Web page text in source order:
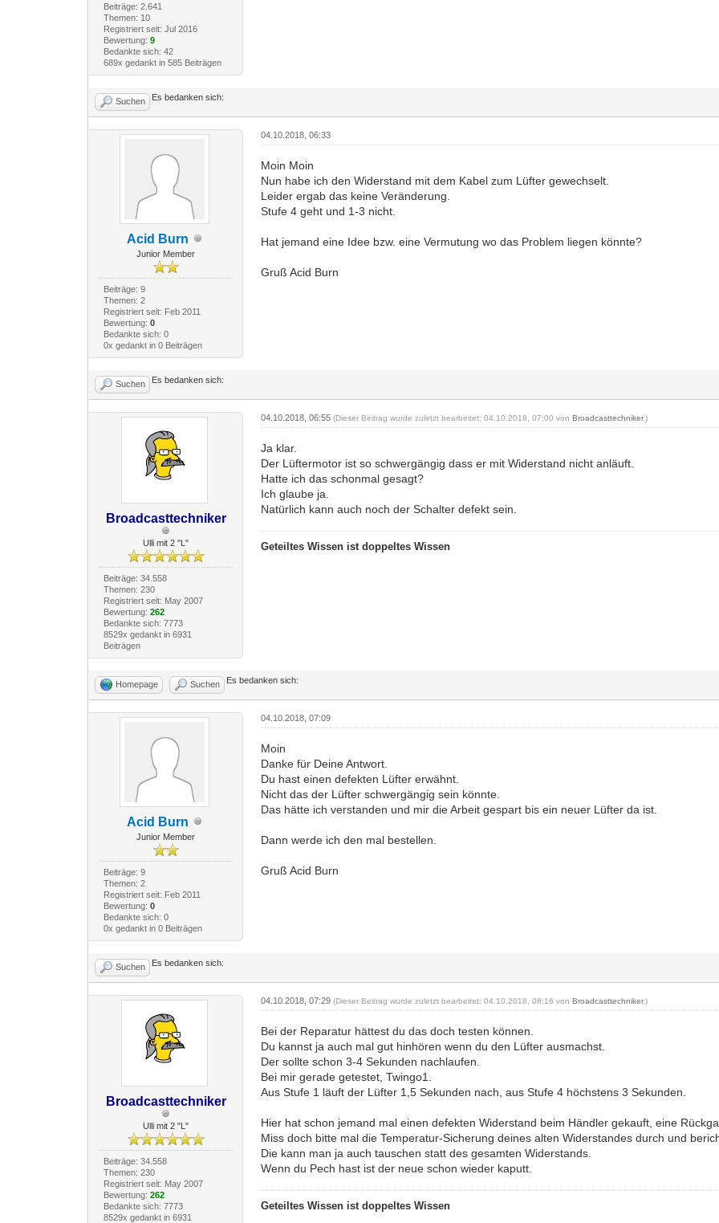
Beiträge: 2.641
Themen: 10
Registriert seit: Jul 2016
Bewertung: 9
Bedankte sich: 42
689x gedankt in 585 Beiträgen
Suchen Es bedanken sich:
Acid Burn
Junior Member
Beiträge: 9
Themen: 2
Registriert seit: Feb 2011
Bewertung: 0
Bedankte sich: 0
0x gedankt in 0 Beiträgen
04.10.2018, 06:33
Moin Moin
Nun habe ich den Widerstand mit dem Kabel zum Lüfter gewechselt.
Leider ergab das keine Veränderung.
Stufe 4 geht und 1-3 nicht.
Hat jemand eine Idee bzw. eine Vermutung wo das Problem liegen könnte?
Gruß Acid Burn
Suchen Es bedanken sich:
Broadcasttechniker
Ulli mit 2 "L"
Beiträge: 34.558
Themen: 230
Registriert seit: May 2007
Bewertung: 262
Bedankte sich: 7773
8529x gedankt in 6931
Beiträgen
04.10.2018, 06:55(Dieser Beitrag wurde zuletzt bearbeitet: 04.10.2018, 07:00 vonBroadcasttechniker.)
Ja klar.
Der Lüftermotor ist so schwergängig dass er mit Widerstand nicht anläuft.
Hatte ich das schonmal gesagt?
Ich glaube ja.
Natürlich kann auch noch der Schalter defekt sein.
Geteiltes Wissen ist doppeltes Wissen
Homepage Suchen Es bedanken sich:
Acid Burn
Junior Member
Beiträge: 9
Themen: 2
Registriert seit: Feb 2011
Bewertung: 0
Bedankte sich: 0
0x gedankt in 0 Beiträgen
04.10.2018, 07:09
Moin
Danke für Deine Antwort.
Du hast einen defekten Lüfter erwähnt.
Nicht das der Lüfter schwergängig sein könnte.
Das hätte ich verstanden und mir die Arbeit gespart bis ein neuer Lüfter da ist.
Dann werde ich den mal bestellen.
Gruß Acid Burn
Suchen Es bedanken sich:
Broadcasttechniker
Ulli mit 2 "L"
Beiträge: 34.558
Themen: 230
Registriert seit: May 2007
Bewertung: 262
Bedankte sich: 7773
8529x gedankt in 6931
04.10.2018, 07:29(Dieser Beitrag wurde zuletzt bearbeitet: 04.10.2018, 08:16 vonBroadcasttechniker.)
Bei der Reparatur hättest du das doch testen können.
Du kannst ja auch mal gut hinhören wenn du den Lüfter ausmachst.
Der sollte schon 3-4 Sekunden nachlaufen.
Bei mir gerade getestet, Twingo1.
Aus Stufe 1 läuft der Lüfter 1,5 Sekunden nach, aus Stufe 4 höchstens 3 Sekunden.
Hier hat schon jemand mal einen defekten Widerstand beim Händler gekauft, eine
Miss doch bitte mal die Temperatur-Sicherung deines alten Widerstandes durch und
Die kann man ja auch tauschen statt des gesamten Widerstands.
Wenn du Pech hast ist der neue schon wieder kaputt.
Geteiltes Wissen ist doppeltes Wissen